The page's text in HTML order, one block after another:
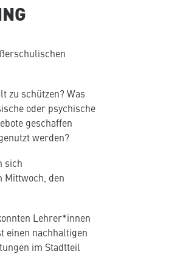
zu schützen? Was
oder psychische
geschaffen
werden?
sich
Mittwoch, den
Lehrer*innen
einen nachhaltigen
im Stadtteil